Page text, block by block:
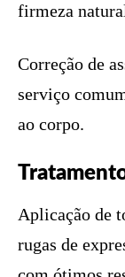
firmeza
Correção de
serviço
ao corpo.
Aplicação de
rugas de